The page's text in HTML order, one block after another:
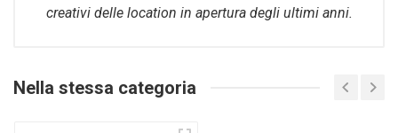
creativi delle location in apertura degli ultimi anni.
Nella stessa categoria